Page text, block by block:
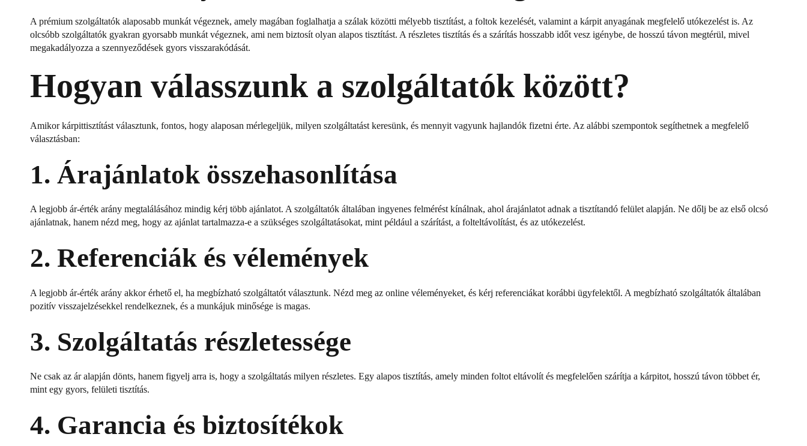
A prémium szolgáltatók alaposabb munkát végeznek, amely magában foglalhatja a szálak közötti mélyebb tisztítást, a foltok kezelését, valamint a kárpit anyagának megfelelő utókezelést is. Az
olcsóbb szolgáltatók gyakran gyorsabb munkát végeznek, ami nem biztosít olyan alapos tisztítást. A részletes tisztítás és a szárítás hosszabb időt vesz igénybe, de hosszú távon megtérül, mivel
megakadályozza a szennyeződések gyors visszarakódását.
Hogyan válasszunk a szolgáltatók között?
Amikor kárpittisztítást választunk, fontos, hogy alaposan mérlegeljük, milyen szolgáltatást keresünk, és mennyit vagyunk hajlandók fizetni érte. Az alábbi szempontok segíthetnek a megfelelő
választásban:
1. Árajánlatok összehasonlítása
A legjobb ár-érték arány megtalálásához mindig kérj több ajánlatot. A szolgáltatók általában ingyenes felmérést kínálnak, ahol árajánlatot adnak a tisztítandó felület alapján. Ne dőlj be az első olcsó
ajánlatnak, hanem nézd meg, hogy az ajánlat tartalmazza-e a szükséges szolgáltatásokat, mint például a szárítást, a folteltávolítást, és az utókezelést.
2. Referenciák és vélemények
A legjobb ár-érték arány akkor érhető el, ha megbízható szolgáltatót választunk. Nézd meg az online véleményeket, és kérj referenciákat korábbi ügyfelektől. A megbízható szolgáltatók általában
pozitív visszajelzésekkel rendelkeznek, és a munkájuk minősége is magas.
3. Szolgáltatás részletessége
Ne csak az ár alapján dönts, hanem figyelj arra is, hogy a szolgáltatás milyen részletes. Egy alapos tisztítás, amely minden foltot eltávolít és megfelelően szárítja a kárpitot, hosszú távon többet ér,
mint egy gyors, felületi tisztítás.
4. Garancia és biztosítékok